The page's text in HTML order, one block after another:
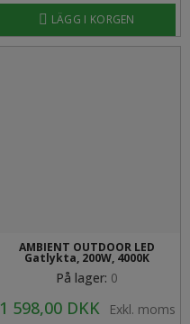
LÄGG I KORGEN
AMBIENT OUTDOOR LED
Gatlykta, 200W, 4000K
På lager: 0
1 598,00 DKK Exkl. moms